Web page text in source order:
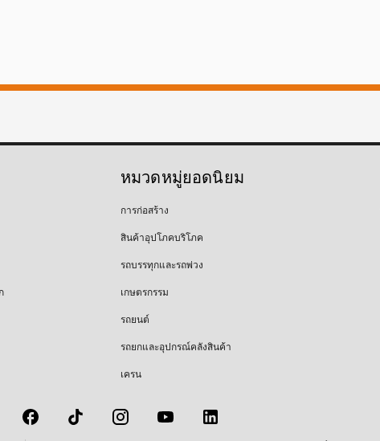
หมวดหมู่ยอดนิยม
การก่อสร้าง
สินค้าอุปโภคบริโภค
รถบรรทุกและรถพ่วง
เกษตรกรรม
รถยนต์
รถยกและอุปกรณ์คลังสินค้า
เครน